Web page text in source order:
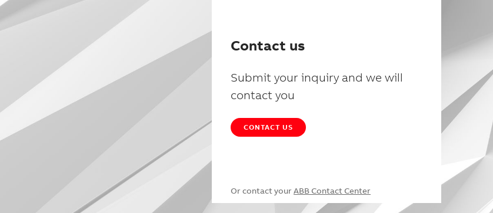
Contact us
Submit your inquiry and we will
contact you
CONTACT US
Or contact your ABB Contact Center